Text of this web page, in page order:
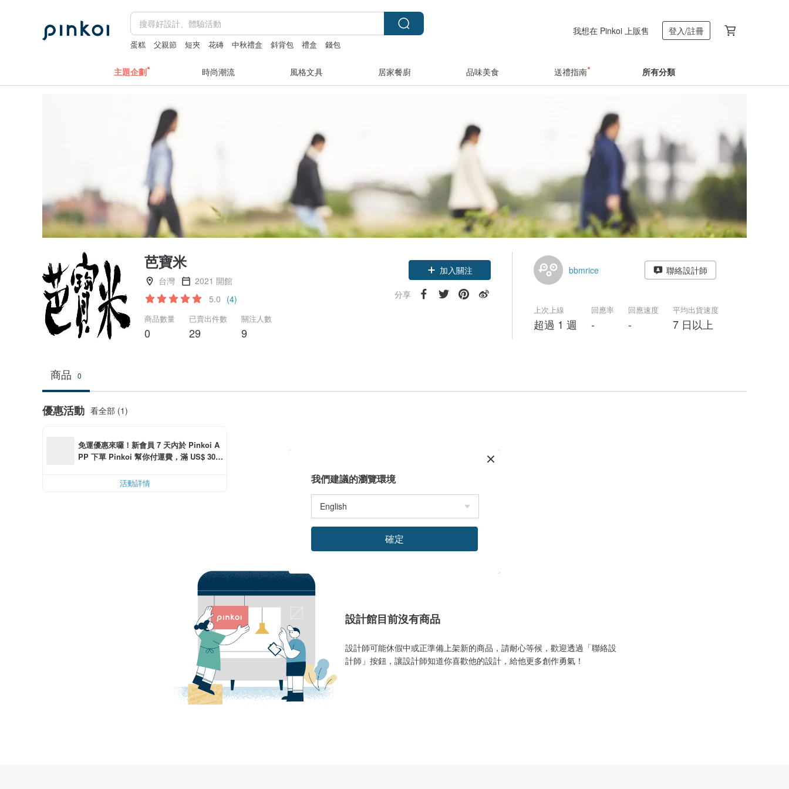
蛋糕 父親節 短夾 花磚 中秋禮盒 斜背包 禮盒 錢包
我想在 Pinkoi 上販售 登入/註冊
主題企劃 時尚潮流 風格文具 居家餐廚 品味美食 送禮指南 所有分類
芭寶米
台灣
2021 開館
5.0 (4)
商品數量
0
已賣出件數
29
關注人數
9
加入關注
分享
bbmrice 聯絡設計師
上次上線
超過 1 週
回應率
-
回應速度
-
平均出貨速度
7 日以上
商品 0
優惠活動 看全部 (1)
免運優惠來囉！新會員 7 天內於 Pinkoi A
PP 下單 Pinkoi 幫你付運費，滿 US$ 30.0
活動詳情
設計館目前沒有商品
設計師可能休假中或正準備上架新的商品，請耐心等候，歡迎透過「聯絡設
計師」按鈕，讓設計師知道你喜歡他的設計，給他更多創作勇氣！
我們建議的瀏覽環境
確定